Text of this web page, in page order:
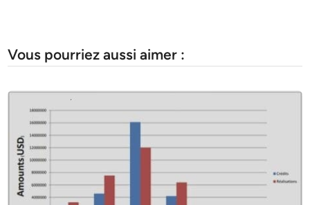
Vous pourriez aussi aimer :